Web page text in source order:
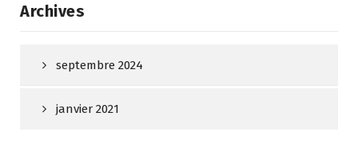
Archives
septembre 2024
janvier 2021